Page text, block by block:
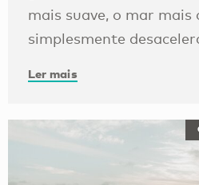
mais suave, o mar mais
simplesmente
Ler mais